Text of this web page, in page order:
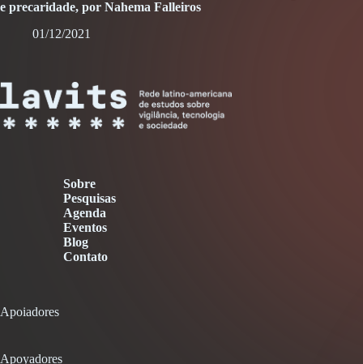
e precaridade, por Nahema Falleiros
01/12/2021
Sobre
Pesquisas
Agenda
Eventos
Blog
Contato
Apoiadores
Apoyadores